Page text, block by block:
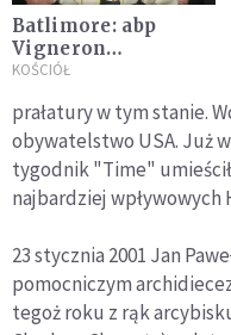
Batlimore: abp
Vigneron
wiceprzewodniczącym
KOŚCIÓŁ
prałatury w tym stanie.
obywatelstwo USA. Już
tygodnik "Time"
najbardziej wpływowych
23 stycznia 2001 Jan
pomocniczym
tegoż roku z rąk